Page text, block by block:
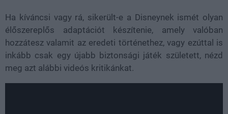
Ha kíváncsi vagy rá, sikerült-e a Disneynek ismét olyan
élőszereplős adaptációt készítenie, amely valóban
hozzátesz valamit az eredeti történethez, vagy ezúttal is
inkább csak egy újabb biztonsági játék született, nézd
meg azt alábbi videós kritikánkat.